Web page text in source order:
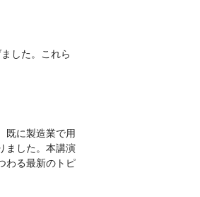
した。これら
既に製造業で用
ました。本講演
わる最新のトピ